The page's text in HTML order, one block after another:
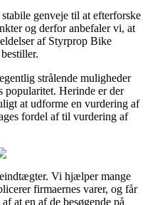
genveje til at efterforske
og derfor anbefaler vi, at
af Styrprop Bike
strålende muligheder
popularitet. Herinde er der
at udforme en vurdering af
fordel af til vurdering af
Vi hjælper mange
firmaernes varer, og får
at en af de besøgende på